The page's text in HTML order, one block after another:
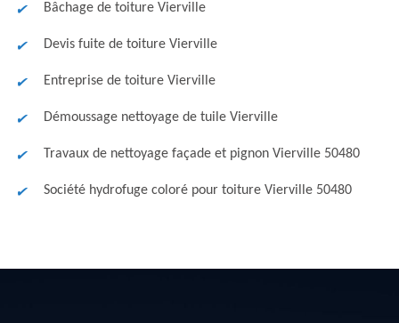
Bâchage de toiture Vierville
Devis fuite de toiture Vierville
Entreprise de toiture Vierville
Démoussage nettoyage de tuile Vierville
Travaux de nettoyage façade et pignon Vierville 50480
Société hydrofuge coloré pour toiture Vierville 50480